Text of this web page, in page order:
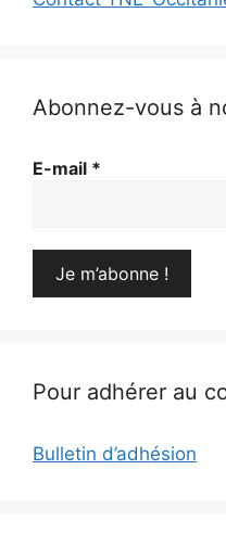
Abonnez-vous à
E-mail *
Pour adhérer au
Bulletin d’adhésion